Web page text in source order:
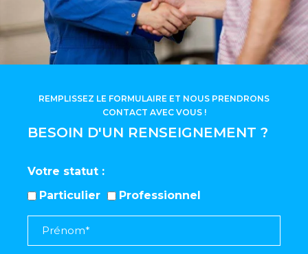
BESOIN D'UN RENSEIGNEMENT ?
REMPLISSEZ LE FORMULAIRE ET NOUS PRENDRONS
CONTACT AVEC VOUS !
Votre statut
Particulier
Professionnel